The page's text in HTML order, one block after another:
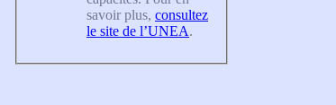
savoir plus, consultez
le site de l’UNEA.